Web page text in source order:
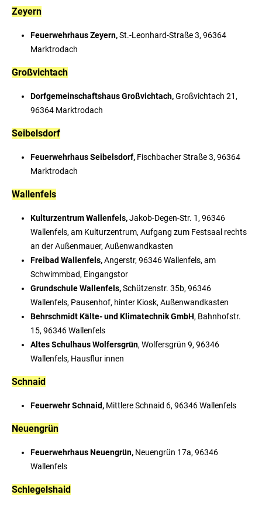
Zeyern
Feuerwehrhaus Zeyern,St.-Leonhard-Straße 3, 96364
Marktrodach
Großvichtach
Dorfgemeinschaftshaus Großvichtach,Großvichtach 21,
96364 Marktrodach
Seibelsdorf
Feuerwehrhaus Seibelsdorf, Fischbacher Straße 3, 96364
Marktrodach
Wallenfels
Kulturzentrum Wallenfels,Jakob-Degen-Str. 1, 96346
Wallenfels, am Kulturzentrum, Aufgang zum Festsaal rechts
an der Außenmauer, Außenwandkasten
Freibad Wallenfels,Angerstr, 96346 Wallenfels, am
Schwimmbad, Eingangstor
Grundschule Wallenfels,Schützenstr. 35b, 96346
Wallenfels, Pausenhof, hinter Kiosk, Außenwandkasten
Behrschmidt Kälte- und Klimatechnik GmbH, Bahnhofstr.
15, 96346 Wallenfels
Altes Schulhaus Wolfersgrün, Wolfersgrün 9, 96346
Wallenfels, Hausflur innen
Schnaid
Feuerwehr Schnaid, Mittlere Schnaid 6, 96346 Wallenfels
Neuengrün
Feuerwehrhaus Neuengrün, Neuengrün 17a, 96346
Wallenfels
Schlegelshaid